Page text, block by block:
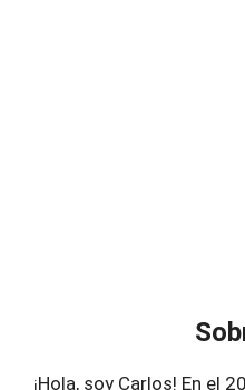
¡Hola, soy Carlos! En el